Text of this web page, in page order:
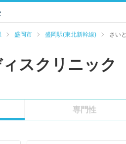
盛岡市 盛岡駅(東北新幹線) さい
スクリニック
専門性